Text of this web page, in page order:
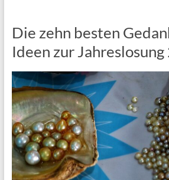
Die zehn besten
Ideen zur